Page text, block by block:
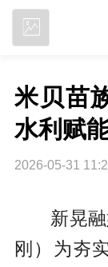
米贝苗
水利赋
2026-05-31
新晃
刚）为夯